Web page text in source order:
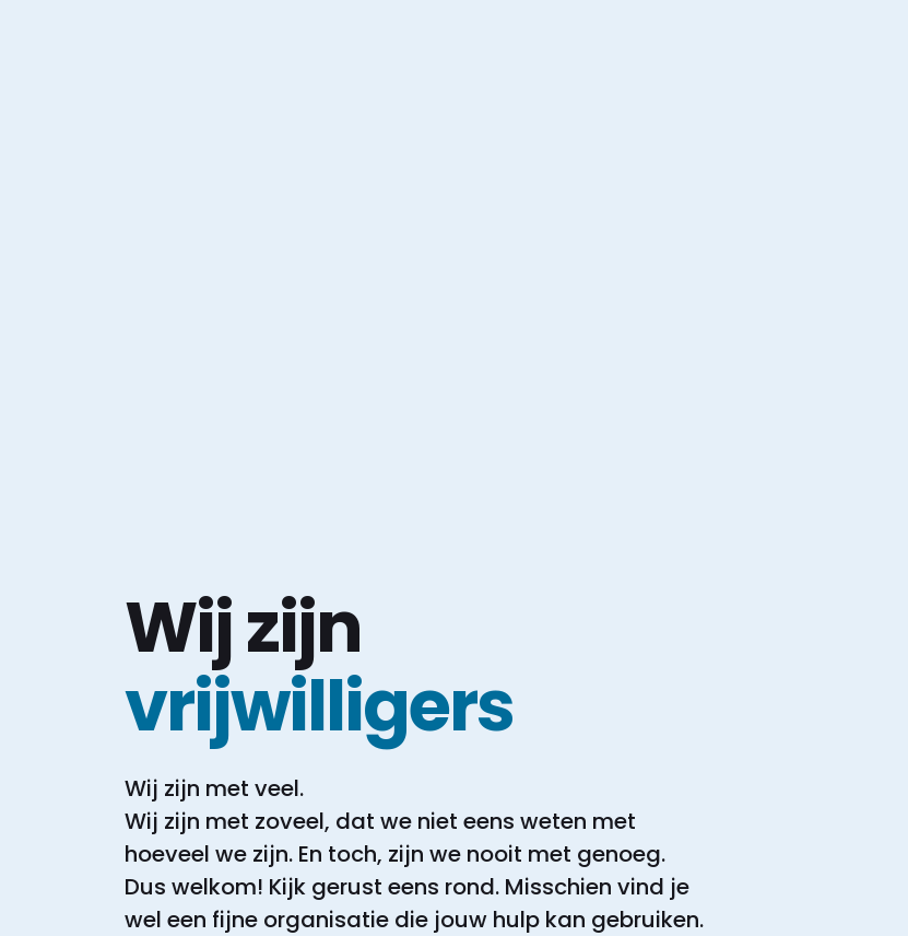
Wij zijn
vrijwilligers
Wij zijn met veel.
Wij zijn met zoveel, dat we niet eens weten met
hoeveel we zijn. En toch, zijn we nooit met genoeg.
Dus welkom! Kijk gerust eens rond. Misschien vind je
wel een fijne organisatie die jouw hulp kan gebruiken.